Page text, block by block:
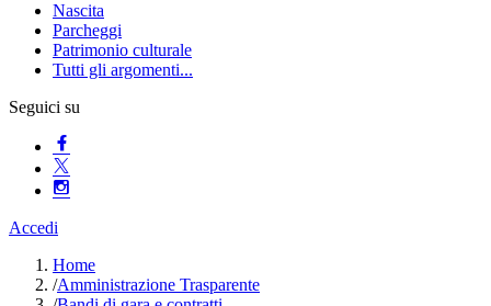
Nascita
Parcheggi
Patrimonio culturale
Tutti gli argomenti...
Seguici su
Accedi
Home
/Amministrazione Trasparente